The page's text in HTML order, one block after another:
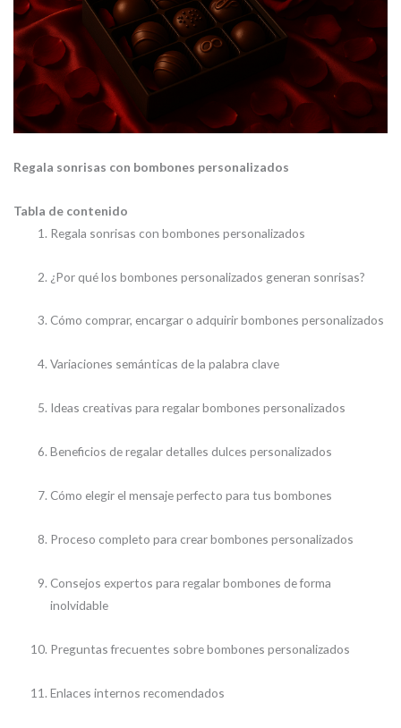
Regala sonrisas con bombones personalizados
Tabla de contenido
Regala sonrisas con bombones personalizados
¿Por qué los bombones personalizados generan sonrisas?
Cómo comprar, encargar o adquirir bombones personalizados
Variaciones semánticas de la palabra clave
Ideas creativas para regalar bombones personalizados
Beneficios de regalar detalles dulces personalizados
Cómo elegir el mensaje perfecto para tus bombones
Proceso completo para crear bombones personalizados
Consejos expertos para regalar bombones de forma
inolvidable
Preguntas frecuentes sobre bombones personalizados
Enlaces internos recomendados